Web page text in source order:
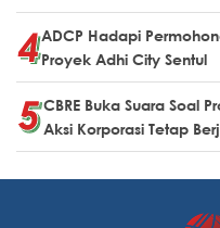
ADCP Hadapi
Proyek Adhi City Sentul
CBRE Buka Suara Soal
Aksi Korporasi Tetap